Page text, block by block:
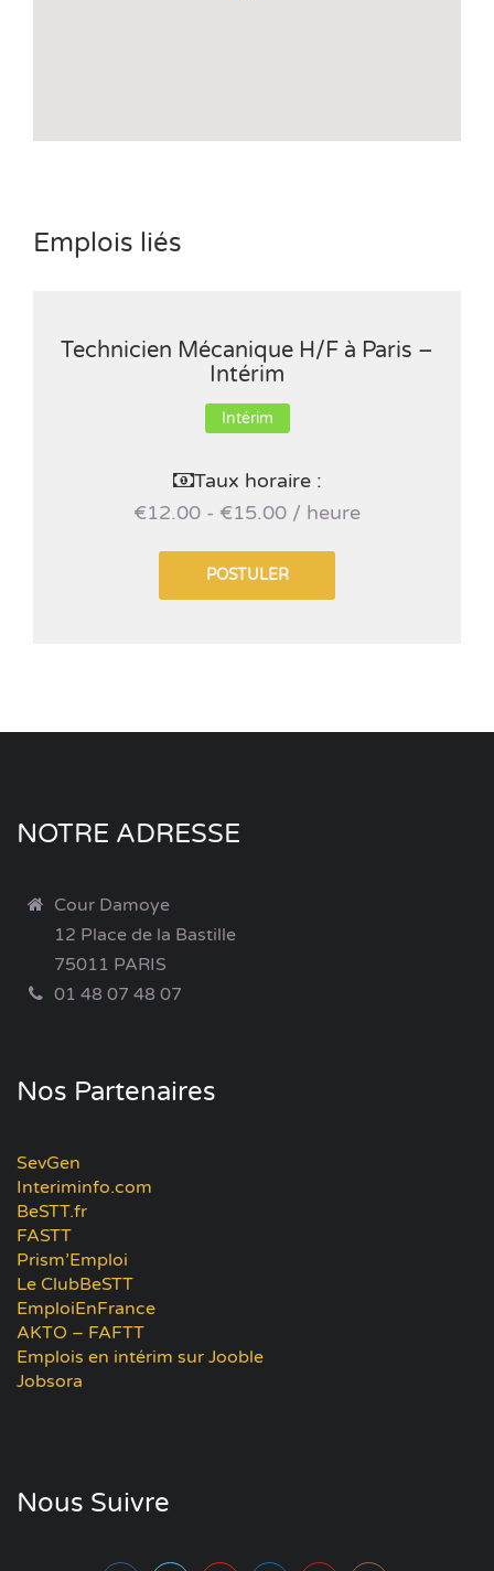
Emplois liés
Technicien Mécanique H/F à Paris –
Intérim
Intérim
Taux horaire :
€12.00 - €15.00 / heure
POSTULER
NOTRE ADRESSE
Cour Damoye
12 Place de la Bastille
75011 PARIS
01 48 07 48 07
Nos Partenaires
SevGen
Interiminfo.com
BeSTT.fr
FASTT
Prism’Emploi
Le ClubBeSTT
EmploiEnFrance
AKTO – FAFTT
Emplois en intérim sur Jooble
Jobsora
Nous Suivre